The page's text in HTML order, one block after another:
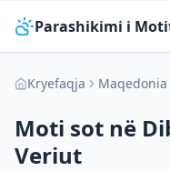
Parashikimi i
Kryefaqja
Moti sot në
Veriut